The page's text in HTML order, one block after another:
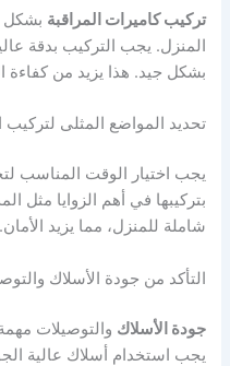
تركيب كاميرات المراقبة بشكل
المنزل. يجب التركيب بدقة
بشكل جيد. هذا يزيد من كفاءة
تحديد المواضع المثلى لتركيب
يجب اختيار الوقت المناسب
بتركيبها في أهم الزوايا مثل
شاملة للمنزل، مما يزيد الأمان.
التأكد من جودة الأسلاك
جودة الأسلاك والتوصيلات
يجب استخدام أسلاك عالية